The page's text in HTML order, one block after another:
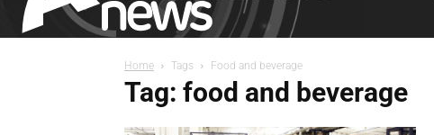
Home Tags Food and beverage
Tag: food and beverage